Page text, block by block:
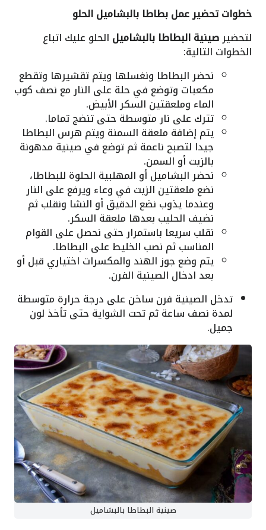
خطوات تحضير عمل بطاطا بالبشاميل الحلو
لتحضيرصينية البطاطا بالبشاميل الحلو عليك اتباع
الخطوات التالية:
نحضر البطاطا ونغسلها ويتم تقشيرها وتقطع
مكعبات وتوضع في حلة على النار مع نصف كوب
الماء وملعقتين السكر الأبيض.
تترك على نار متوسطة حتى تنضج تماما.
يتم إضافة ملعقة السمنة ويتم هرس البطاطا
جيدا لتصبح ناعمة ثم توضع في صينية مدهونة
بالزيت أو السمن.
نحضر البشاميل أو المهلبية الحلوة للبطاطا،
نضع ملعقتين الزيت في وعاء ويرفع على النار
وعندما يذوب نضع الدقيق أو النشا ونقلب ثم
نضيف الحليب بعدها ملعقة السكر.
نقلب سريعا باستمرار حتى نحصل على القوام
المناسب ثم نصب الخليط على البطاطا.
يتم وضع جوز الهند والمكسرات اختياري قبل أو
بعد ادخال الصينية الفرن.
تدخل الصينية فرن ساخن على درجة حرارة متوسطة
لمدة نصف ساعة ثم تحت الشواية حتى تأخذ لون
جميل.
صينية البطاطا بالبشاميل